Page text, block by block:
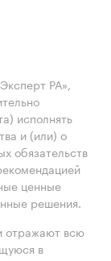
РА»,
исполнять
и (или) о
обязательств
ценные
решения.
отражают всю
в